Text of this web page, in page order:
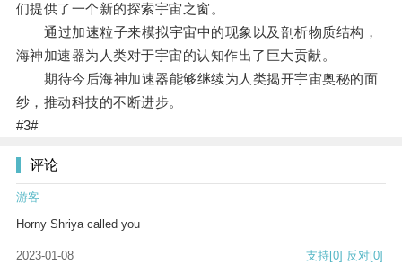
们提供了一个新的探索宇宙之窗。
通过加速粒子来模拟宇宙中的现象以及剖析物质结构，
海神加速器为人类对于宇宙的认知作出了巨大贡献。
期待今后海神加速器能够继续为人类揭开宇宙奥秘的面
纱，推动科技的不断进步。
#3#
评论
游客
Horny Shriya called you
2023-01-08 支持[0] 反对[0]